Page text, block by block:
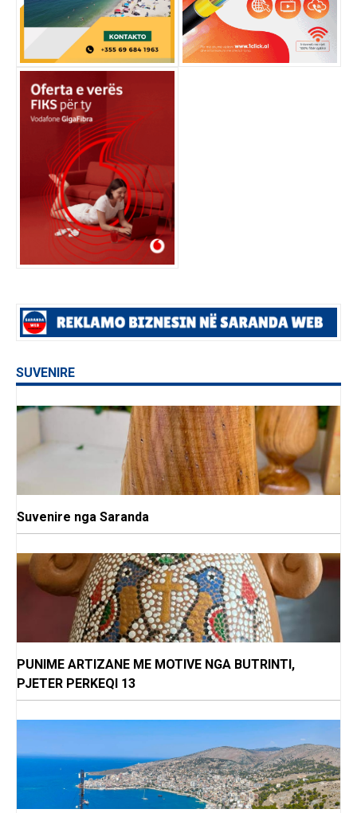
SUVENIRE
Suvenire nga Saranda
PUNIME ARTIZANE ME MOTIVE NGA BUTRINTI,
PJETER PERKEQI 13